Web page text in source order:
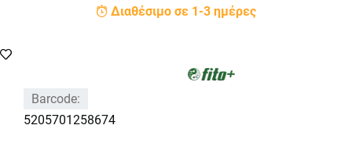
Διαθέσιμο σε 1-3 ημέρες
Barcode:
5205701258674